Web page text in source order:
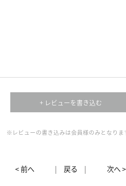
を感じさせる商品でした。
+ レビューを書き込む
※レビューの書き込みは会員様のみとなりま
< 前へ | 戻る | 次へ >